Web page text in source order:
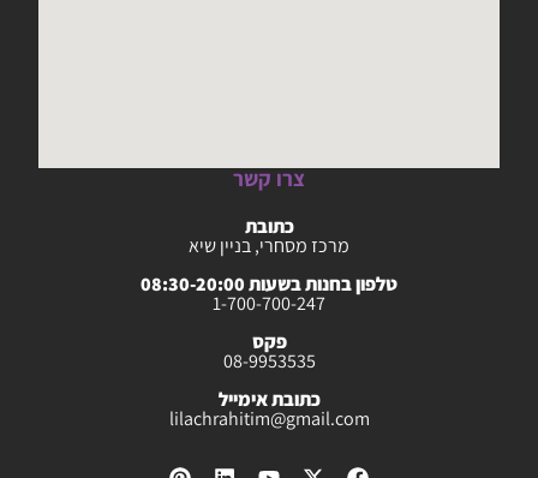
צרו קשר
כתובת
מרכז מסחרי, בניין שיא
טלפון בחנות בשעות 08:30-20:00
1-700-700-247
פקס
08-9953535
כתובת אימייל
lilachrahitim@gmail.com